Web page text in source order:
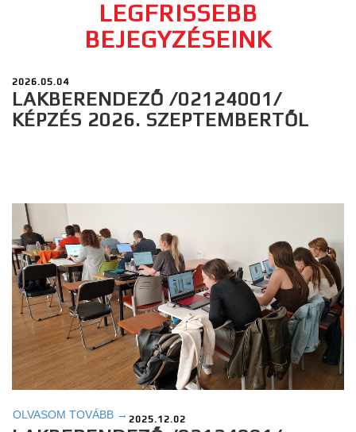
LEGFRISSEBB
BEJEGYZÉSEINK
2026.05.04
LAKBERENDEZŐ /02124001/
KÉPZÉS 2026. SZEPTEMBERTŐL
OLVASOM TOVÁBB → 2025.12.02